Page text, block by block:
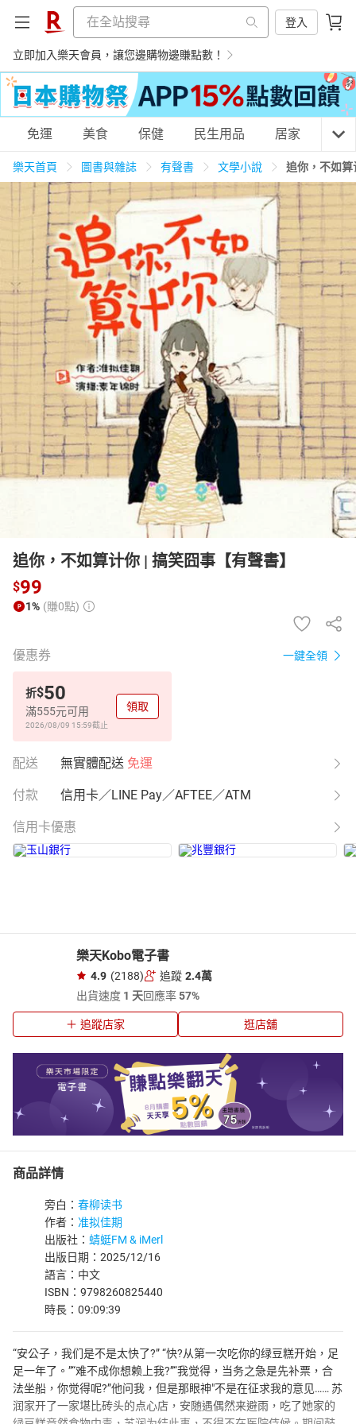
登入
立即加入樂天會員，讓您邊購物邊賺點數！
購物網分類
天天免運 美食蛋糕 養生保健 民生用品
居家生活 3C家電 運動休閒 親子玩具
女裝 男裝 化妝保養 情趣用品
日本購物 電子/紙本書
HOT
免運 美食 保健 民生用品 居家 3C
樂天首頁 圖書與雜誌 有聲書 文學小說 追你，不如算
追你，不如算计你 | 搞笑囧事【有聲書】
$99
1% (賺0點)
優惠券 一鍵全領
折$50
滿555元可用
2026/08/09 15:59截止
領取
配送 無實體配送 免運
付款 信用卡／LINE Pay／AFTEE／ATM
信用卡優惠
樂天Kobo電子書
4.9 (2188) 追蹤 2.4萬
出貨速度 1 天回應率57%
追蹤店家 逛店舖
商品詳情
旁白： 春柳读书
作者： 准拟佳期
出版社： 蜻蜓FM & iMerl
出版日期：2025/12/16
語言：中文
ISBN：9798260825440
時長：09:09:39
“安公子，我们是不是太快了?” “快?从第一次吃你的绿豆糕开始，足
足一年了。”“难不成你想赖上我?”“我觉得，当务之急是先补票，合
法坐船，你觉得呢?”他问我，但是那眼神"不是在征求我的意见…… 苏
润家开了一家堪比砖头的点心店，安随遇偶然来避雨，吃了她家的